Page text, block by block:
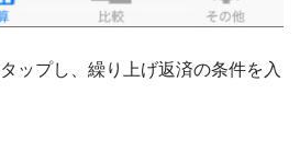
ップし、繰り上げ返済の条件を入